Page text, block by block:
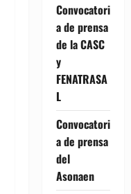
Convocatori
a de prensa
de la CASC
y
FENATRASA
L
Convocatori
a de prensa
del
Asonaen